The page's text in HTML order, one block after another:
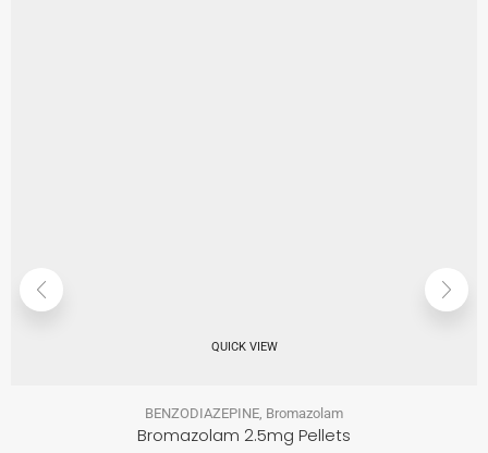
QUICK VIEW
BENZODIAZEPINE Bromazolam
Bromazolam 2.5mg Pellets